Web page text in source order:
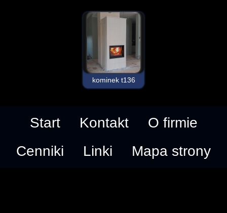
kominek t136
Start Kontakt
O firmie
Cenniki
Linki Mapa strony